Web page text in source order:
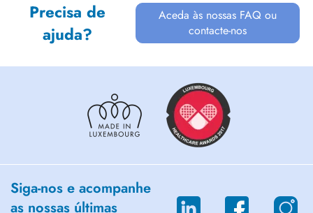
Precisa de
ajuda?
Aceda às nossas FAQ ou
contacte-nos
Siga-nos e acompanhe
as nossas últimas